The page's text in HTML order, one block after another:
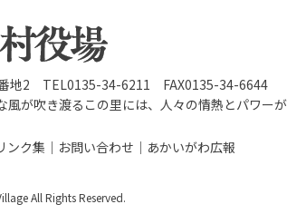
番地2 TEL0135-34-6211 FAX0135-34-6644
が吹き渡るこの里には、人々の情熱とパワーが
ンク集 お問い合わせ あかいがわ広報
All Rights Reserved.